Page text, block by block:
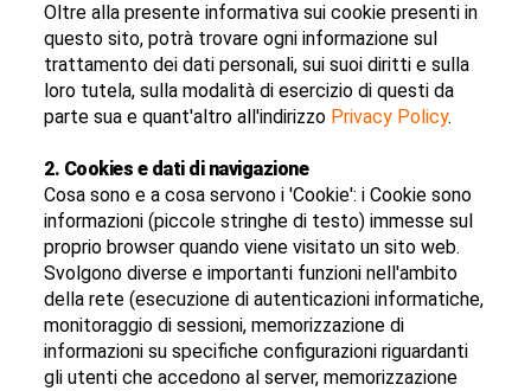
Oltre alla presente informativa sui cookie presenti in
questo sito, potrà trovare ogni informazione sul
trattamento dei dati personali, sui suoi diritti e sulla
loro tutela, sulla modalità di esercizio di questi da
parte sua e quant'altro all'indirizzo Privacy Policy.
2. Cookies e dati di navigazione
Cosa sono e a cosa servono i 'Cookie': i Cookie sono
informazioni (piccole stringhe di testo) immesse sul
proprio browser quando viene visitato un sito web.
Svolgono diverse e importanti funzioni nell'ambito
della rete (esecuzione di autenticazioni informatiche,
monitoraggio di sessioni, memorizzazione di
informazioni su specifiche configurazioni riguardanti
gli utenti che accedono al server, memorizzazione